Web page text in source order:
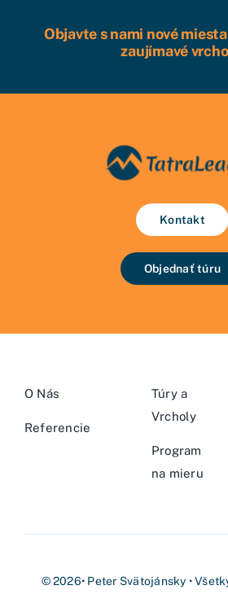
Objavte s nami nové
zaujímavé
Kontakt
Objednať túru
O Nás
Referencie
Túry a
Vrcholy
Program
na mieru
© 2026• Peter Svätojánsky •